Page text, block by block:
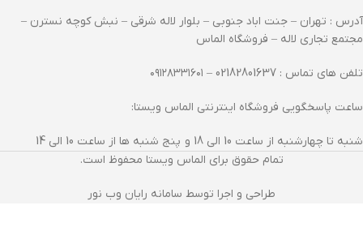
آدرس : تهران – جنت اباد جنوبی – بلوار لاله شرقی – نبش کوچه نسترن –
مجتمع تجاری لاله – فروشگاه الماس
تلفن های تماس : 02182801637 – ۰۹۱۲۸۳۳۱۶۰۱
ساعت پاسخگویی فروشگاه اینترنتی الماس ویستا:
شنبه تا چهارشنبه از ساعت 10 الی 18 و پنج شنبه ها از ساعت 10 الی 14
تمام حقوق برای الماس ویستا محفوظ است.
طراحی و اجرا توسط سامانه رایان وب نور